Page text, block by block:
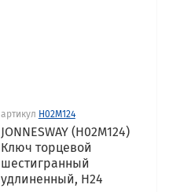
артикул H02M124
JONNESWAY (H02M124)
Ключ торцевой
шестигранный
удлиненный, H24